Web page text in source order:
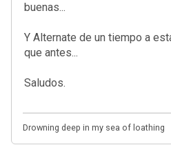
buenas...
Y Alternate de un tiempo a
que antes...
Saludos.
Drowning deep in my sea of loathing